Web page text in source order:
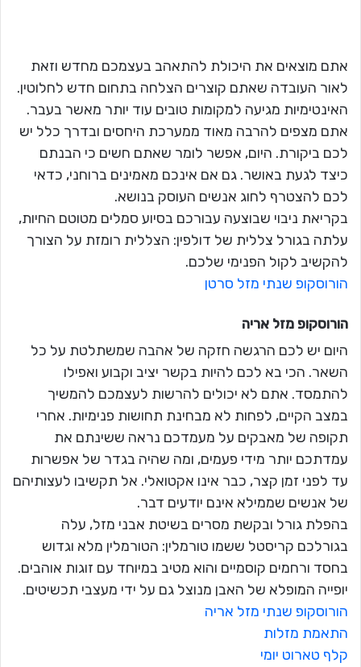
אתם מוצאים את היכולת להתאהב בעצמכם מחדש וזאת
לאור העובדה שאתם קוצרים הצלחה בתחום חדש לחלוטין.
האינטימיות מגיעה למקומות טובים עוד יותר מאשר בעבר.
אתם מצפים להרבה מאוד ממערכת היחסים ובדרך כלל יש
לכם ביקורת. היום, אפשר לומר שאתם חשים כי הבנתם
כיצד לגעת באושר. גם אם אינכם מאמינים ברוחני, כדאי
לכם להצטרף לחוג אנשים העוסק בנושא.
בקריאת ניבוי שבוצעה עבורכם בסיוע סמלים מטוטם החיות,
עלתה בגורל צללית של דולפין: הצללית רומזת על הצורך
להקשיב לקול הפנימי שלכם.
הורוסקופ שנתי מזל סרטן
הורוסקופ מזל אריה
היום יש לכם הרגשה חזקה של אהבה שמשתלטת על כל
השאר. הכי בא לכם להיות בקשר יציב וקבוע ואפילו
להתמסד. אתם לא יכולים להרשות לעצמכם להמשיך
במצב הקיים, לפחות לא מבחינת תחושות פנימיות. אחרי
תקופה של מאבקים על מעמדכם נראה ששינתם את
עמדתכם יותר מידי פעמים, ומה שהיה בגדר של אפשרות
עד לפני זמן קצר, כבר אינו אקטואלי. אל תקשיבו לעצותיהם
של אנשים שממילא אינם יודעים דבר.
בהפלת גורל ובקשת מסרים בשיטת אבני מזל, עלה
בגורלכם קריסטל ששמו טורמלין: הטורמלין מלא וגדוש
בחסד ורחמים קוסמיים והוא מטיב במיוחד עם זוגות אוהבים.
יופייה המופלא של האבן מנוצל גם על ידי מעצבי תכשיטים.
הורוסקופ שנתי מזל אריה
התאמת מזלות
קלף טארוט יומי